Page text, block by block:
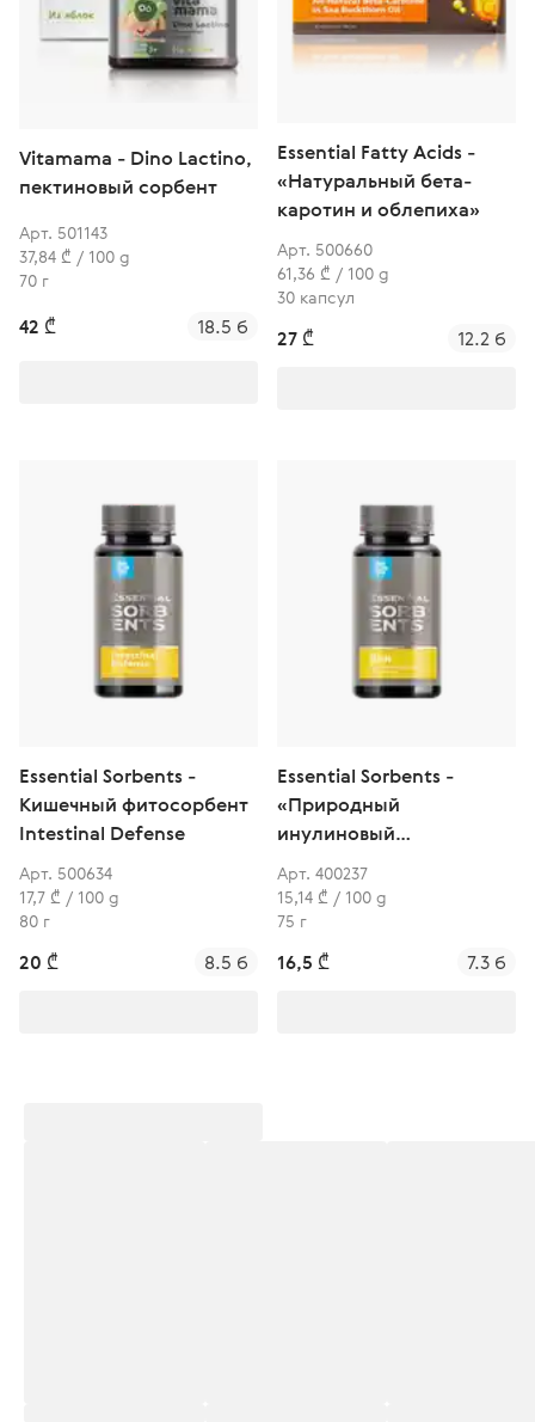
Vitamama - Dino Lactino,
пектиновый сорбент
Арт. 501143
37,84 ₾ / 100 g
70 г
42 ₾ 18.5 б
Essential Fatty Acids -
«Натуральный бета-
каротин и облепиха»
Арт. 500660
61,36 ₾ / 100 g
30 капсул
27 ₾ 12.2 б
Essential Sorbents -
Кишечный фитосорбент
Intestinal Defense
Арт. 500634
17,7 ₾ / 100 g
80 г
20 ₾ 8.5 б
Essential Sorbents -
«Природный
инулиновый
концентрат»
Арт. 400237
15,14 ₾ / 100 g
75 г
16,5 ₾ 7.3 б